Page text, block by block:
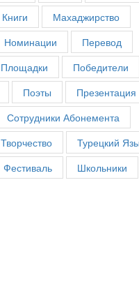
Книги
Махаджирство
Номинации
Перевод
Площадки
Победители
Поэты
Презентация
Сотрудники Абонемента
Творчество
Турецкий
Фестиваль
Школьники